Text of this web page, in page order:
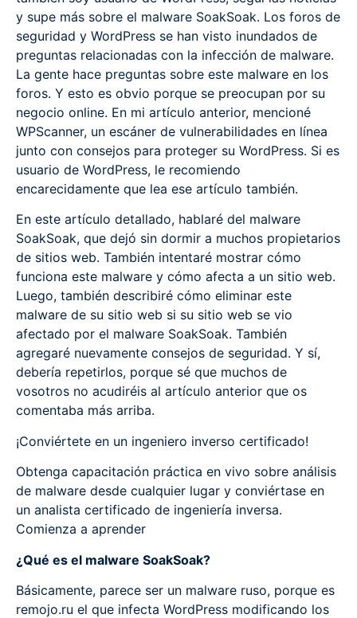
y supe más sobre el malware SoakSoak. Los foros de
seguridad y WordPress se han visto inundados de
preguntas relacionadas con la infección de malware.
La gente hace preguntas sobre este malware en los
foros. Y esto es obvio porque se preocupan por su
negocio online. En mi artículo anterior, mencioné
WPScanner, un escáner de vulnerabilidades en línea
junto con consejos para proteger su WordPress. Si es
usuario de WordPress, le recomiendo
encarecidamente que lea ese artículo también.
En este artículo detallado, hablaré del malware
SoakSoak, que dejó sin dormir a muchos propietarios
de sitios web. También intentaré mostrar cómo
funciona este malware y cómo afecta a un sitio web.
Luego, también describiré cómo eliminar este
malware de su sitio web si su sitio web se vio
afectado por el malware SoakSoak. También
agregaré nuevamente consejos de seguridad. Y sí,
debería repetirlos, porque sé que muchos de
vosotros no acudiréis al artículo anterior que os
comentaba más arriba.
¡Conviértete en un ingeniero inverso certificado!
Obtenga capacitación práctica en vivo sobre análisis
de malware desde cualquier lugar y conviértase en
un analista certificado de ingeniería inversa.
Comienza a aprender
¿Qué es el malware SoakSoak?
Básicamente, parece ser un malware ruso, porque es
remojo.ru el que infecta WordPress modificando los